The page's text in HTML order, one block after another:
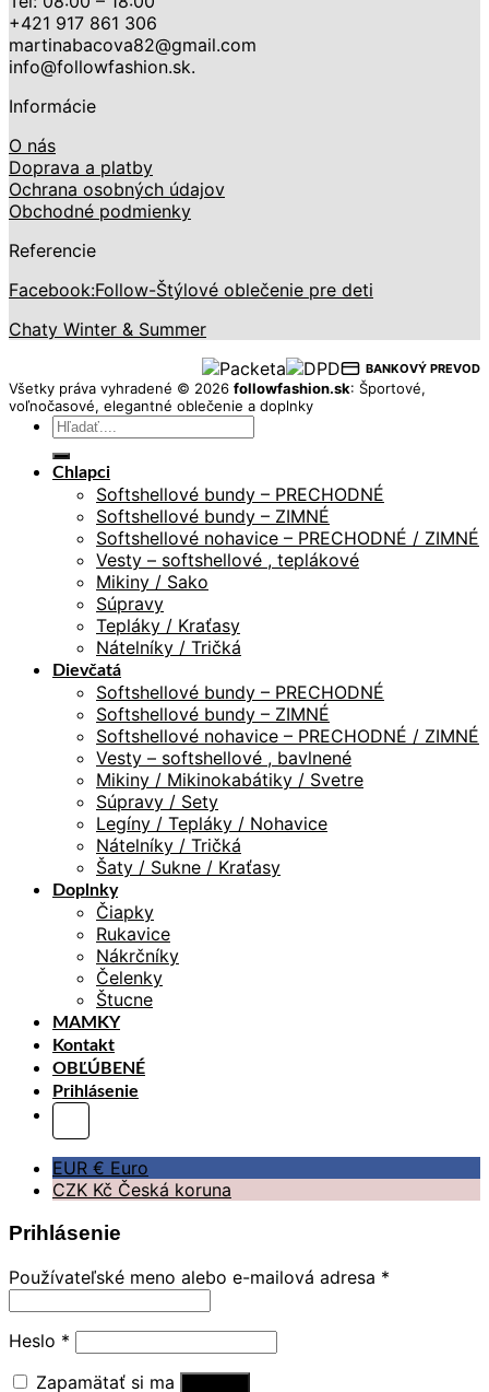
+421 917 861 306
martinabacova82@gmail.com
info@followfashion.sk.
Informácie
O nás
Doprava a platby
Ochrana osobných údajov
Obchodné podmienky
Referencie
Facebook:Follow-Štýlové oblečenie pre deti
Chaty Winter & Summer
BANKOVÝ PREVOD
Všetky práva vyhradené © 2026 followfashion.sk: Športové,
voľnočasové, elegantné oblečenie a doplnky
Hľadať:
Chlapci
Softshellové bundy – PRECHODNÉ
Softshellové bundy – ZIMNÉ
Softshellové nohavice – PRECHODNÉ / ZIMNÉ
Vesty – softshellové , teplákové
Mikiny / Sako
Súpravy
Tepláky / Kraťasy
Nátelníky / Tričká
Dievčatá
Softshellové bundy – PRECHODNÉ
Softshellové bundy – ZIMNÉ
Softshellové nohavice – PRECHODNÉ / ZIMNÉ
Vesty – softshellové , bavlnené
Mikiny / Mikinokabátiky / Svetre
Súpravy / Sety
Legíny / Tepláky / Nohavice
Nátelníky / Tričká
Šaty / Sukne / Kraťasy
Doplnky
Čiapky
Rukavice
Nákrčníky
Čelenky
Štucne
MAMKY
Kontakt
OBĽÚBENÉ
Prihlásenie
EUR € Euro
CZK Kč Česká koruna
Prihlásenie
Používateľské meno alebo e-mailová adresa *
Heslo *
Zapamätať si ma